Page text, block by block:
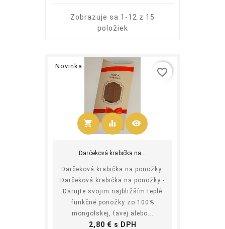
Zobrazuje sa 1-12 z 15
položiek
Novinka
shopping_cart
Kúpiť
equalizer visibility
Darčeková krabička na...
Darčeková krabička na ponožky
Darčeková krabička na ponožky -
Darujte svojim najbližším teplé
funkčné ponožky zo 100%
mongolskej, ťavej alebo...
Cena
2,80 € s DPH
favorite_border